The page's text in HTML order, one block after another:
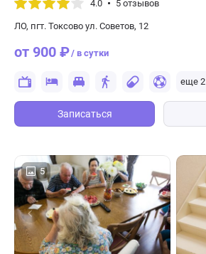
4.0 5 отзывов
ЛО, пгт. Токсово ул. Советов, 12
от 900 ₽/ в сутки
еще 2
Записаться
5